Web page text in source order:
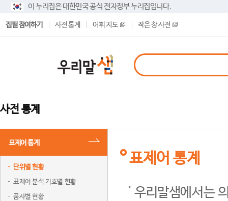
이 누리집은 대한민국 공식 전자정부 누리집입니다.
집필 참여하기 사전 통계 어휘 지도 작은 창 사전
사전 통계
표제어 통계
단위별 현황
표제어 분석 기호별 현황
품사별 현황
표제어 통계
우리말샘에서는